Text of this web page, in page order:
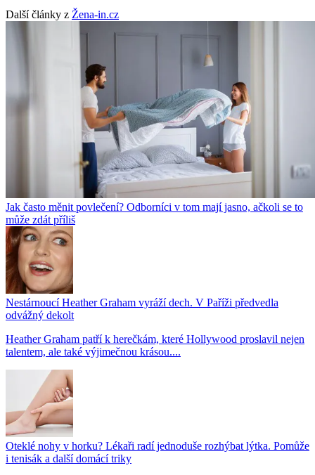
Další články z Žena-in.cz
Jak často měnit povlečení? Odborníci v tom mají jasno, ačkoli se to
může zdát příliš
Nestárnoucí Heather Graham vyráží dech. V Paříži předvedla
odvážný dekolt
Heather Graham patří k herečkám, které Hollywood proslavil nejen
talentem, ale také výjimečnou krásou....
Oteklé nohy v horku? Lékaři radí jednoduše rozhýbat lýtka. Pomůže
i tenisák a další domácí triky